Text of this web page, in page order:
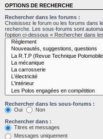
OPTIONS DE RECHERCHE
Rechercher dans les forums :
Choisissez le forum ou les forums dans
recherche. Les sous-forums sont
l’option ci-dessous « Rechercher dans
Rechercher dans les sous-forums :
Oui
Non
Rechercher dans :
Titres et messages
Messages uniquement